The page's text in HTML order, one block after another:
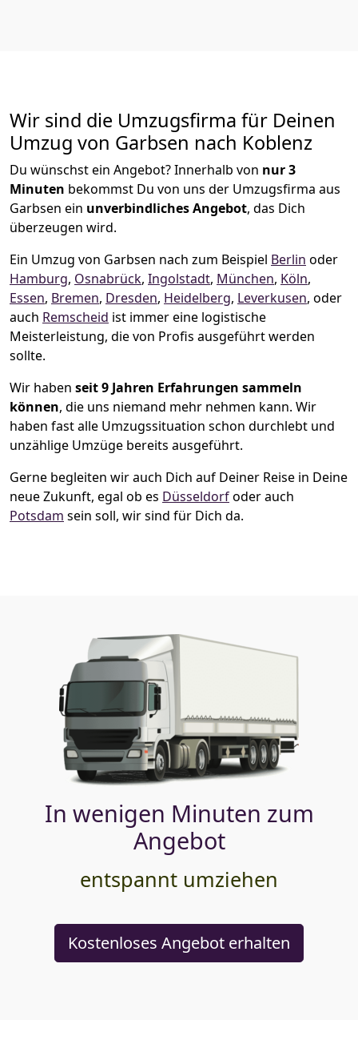
Wir sind die Umzugsfirma für Deinen
Umzug von Garbsen nach Koblenz
Du wünschst ein Angebot? Innerhalb von nur 3
Minuten bekommst Du von uns der Umzugsfirma aus
Garbsen ein unverbindliches Angebot, das Dich
überzeugen wird.
Ein Umzug von Garbsen nach zum Beispiel Berlin oder
Hamburg, Osnabrück, Ingolstadt, München, Köln,
Essen, Bremen, Dresden, Heidelberg, Leverkusen, oder
auch Remscheid ist immer eine logistische
Meisterleistung, die von Profis ausgeführt werden
sollte.
Wir haben seit9 Jahren Erfahrungen sammeln
können, die uns niemand mehr nehmen kann. Wir
haben fast alle Umzugssituation schon durchlebt und
unzählige Umzüge bereits ausgeführt.
Gerne begleiten wir auch Dich auf Deiner Reise in Deine
neue Zukunft, egal ob es Düsseldorfoder auch
Potsdam sein soll, wir sind für Dich da.
In wenigen Minuten zum
Angebot
entspannt umziehen
Kostenloses Angebot erhalten